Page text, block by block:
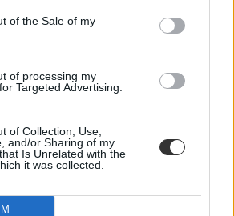
of the Sale of my
of processing my
Targeted Advertising.
of Collection, Use,
and/or Sharing of my
Is Unrelated with the
it was collected.
igazi filmes rajongó. Mindegyik idézetet
kötődnek ezek a híres